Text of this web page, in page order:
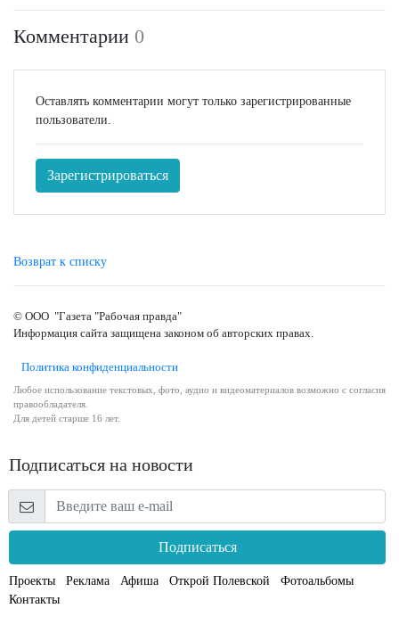
Комментарии 0
Оставлять комментарии могут только зарегистрированные
пользователи.
Зарегистрироваться
Возврат к списку
© ООО "Газета "Рабочая правда"
Информация сайта защищена законом об авторских правах.
Политика конфиденциальности
Любое использование текстовых, фото, аудио и видеоматериалов возможно с согласия
правообладателя.
Для детей старше 16 лет.
Подписаться на новости
Подписаться
Проекты Реклама Афиша Открой Полевской
Фотоальбомы
Контакты